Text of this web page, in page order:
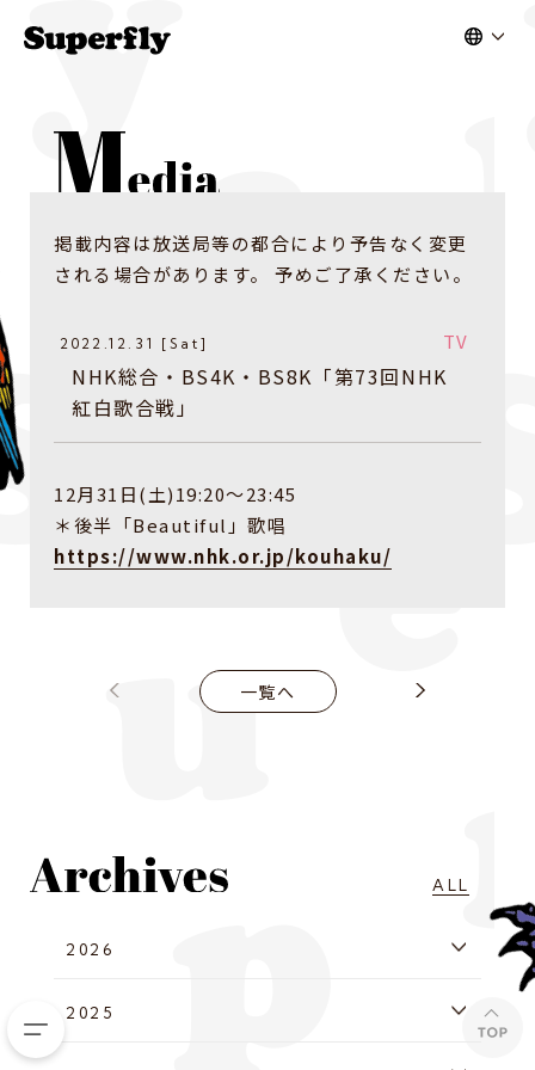
掲載内容は放送局等の都合により予告なく変更
される場合があります。 予めご了承ください。
2022.12.31 [Sat] TV
NHK総合・BS4K・BS8K「第73回NHK
紅白歌合戦」
12月31日(土)19:20〜23:45
＊後半「Beautiful」歌唱
https://www.nhk.or.jp/kouhaku/
一覧へ
ALL
2026
2025